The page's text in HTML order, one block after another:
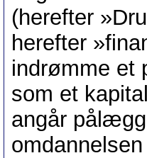
(herefter
herefter
indrømme et
som et
angår